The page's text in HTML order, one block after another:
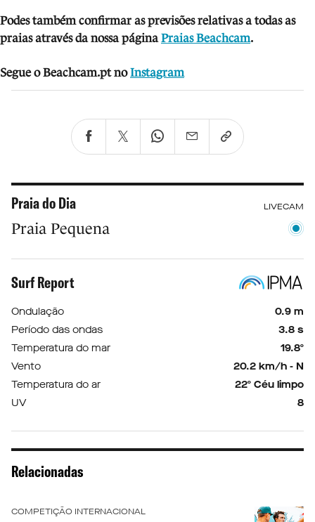
Podes também confirmar as previsões relativas a todas as
praias através da nossa páginaPraias Beachcam.
Segue o Beachcam.pt no Instagram
Praia do Dia LIVECAM
Praia Pequena
Surf Report
Ondulação
0.9 m
Período das ondas
3.8 s
Temperatura do mar
19.8º
Vento
20.2 km/h - N
Temperatura do ar
22º Céu limpo
UV
8
Relacionadas
COMPETIÇÃO INTERNACIONAL